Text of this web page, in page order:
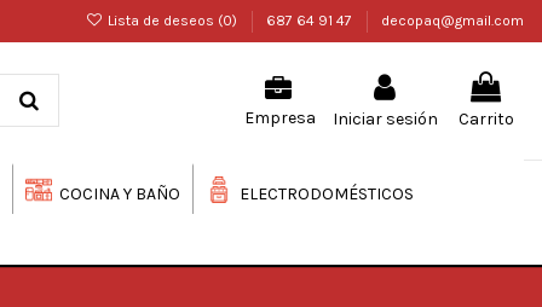
Lista de deseos (0) 687 64 91 47 decopaq@gmail.com
Empresa Iniciar sesión Carrito
COCINA Y BAÑO ELECTRODOMÉSTICOS